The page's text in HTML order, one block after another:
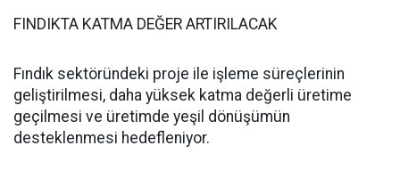
FINDIKTA KATMA DEĞER ARTIRILACAK
Fındık sektöründeki proje ile işleme süreçlerinin
geliştirilmesi, daha yüksek katma değerli üretime
geçilmesi ve üretimde yeşil dönüşümün
desteklenmesi hedefleniyor.